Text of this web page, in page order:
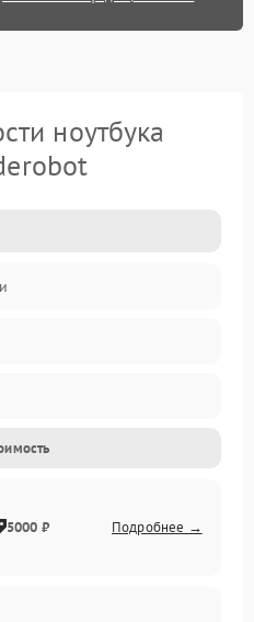
ноутбука
сбои
5000 ₽ Подробнее →